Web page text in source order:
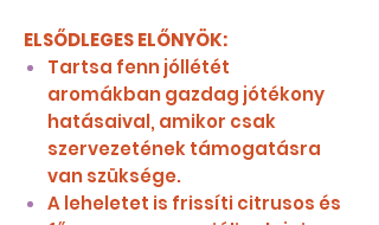
ELSŐDLEGES ELŐNYÖK:
Tartsa fenn jóllétét
aromákban gazdag jótékony
hatásaival, amikor csak
szervezetének támogatásra
van szüksége.
A leheletet is frissíti citrusos és